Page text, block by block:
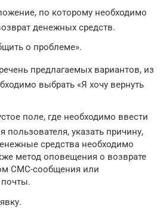
по которому необходимо
денежных средств.
о проблеме».
предлагаемых вариантов, из
выбрать «Я хочу вернуть
поле, где необходимо ввести
указать причину,
средства необходимо
метод оповещения о возврате
СМС-сообщения или